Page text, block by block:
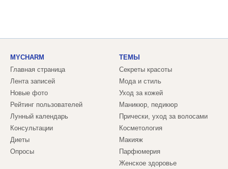
MYCHARM
Главная страница
Лента записей
Новые фото
Рейтинг пользователей
Лунный календарь
Консультации
Диеты
Опросы
ТЕМЫ
Секреты красоты
Мода и стиль
Уход за кожей
Маникюр, педикюр
Прически, уход за волосами
Косметология
Макияж
Парфюмерия
Женское здоровье